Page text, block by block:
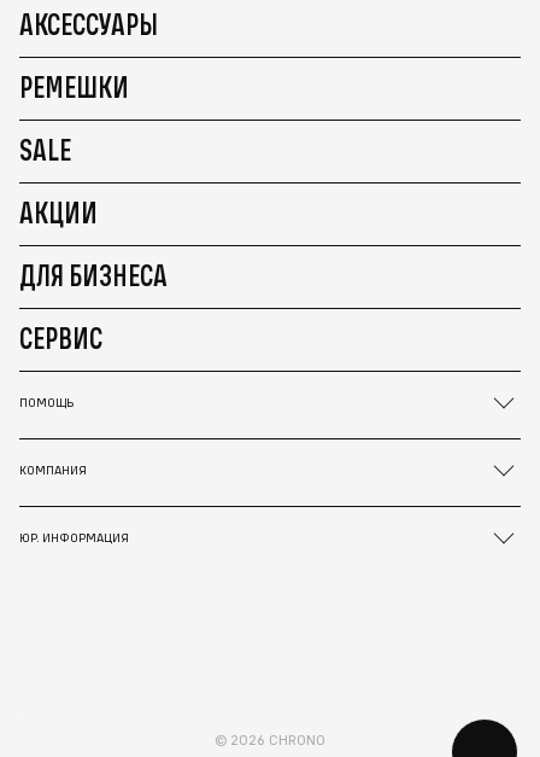
АКСЕССУАРЫ
РЕМЕШКИ
SALE
АКЦИИ
ДЛЯ БИЗНЕСА
СЕРВИС
ПОМОЩЬ
КОМПАНИЯ
ЮР. ИНФОРМАЦИЯ
© 2026 CHRONO